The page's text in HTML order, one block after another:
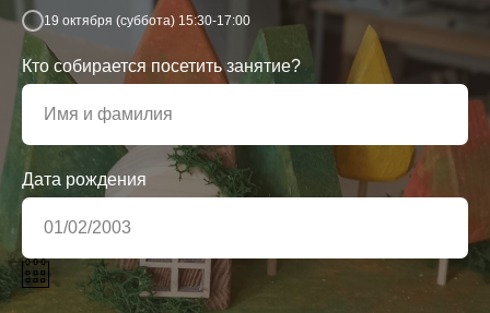
19 октября (суббота) 15:30-17:00
Кто собирается посетить занятие?
Дата рождения